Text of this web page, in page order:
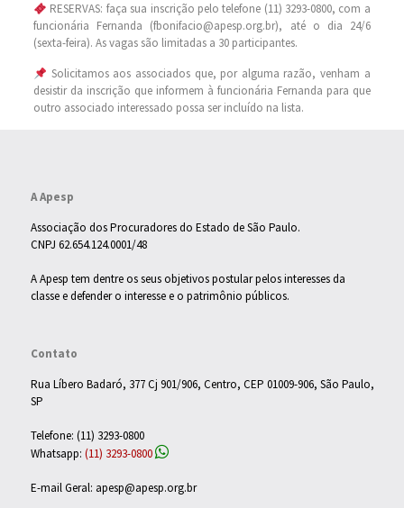
RESERVAS: faça sua inscrição pelo telefone (11) 3293-0800, com a
funcionária Fernanda (fbonifacio@apesp.org.br), até o dia 24/6
(sexta-feira). As vagas são limitadas a 30 participantes.
Solicitamos aos associados que, por alguma razão, venham a
desistir da inscrição que informem à funcionária Fernanda para que
outro associado interessado possa ser incluído na lista.
A Apesp
Associação dos Procuradores do Estado de São Paulo.
CNPJ 62.654.124.0001/48
A Apesp tem dentre os seus objetivos postular pelos interesses da
classe e defender o interesse e o patrimônio públicos.
Contato
Rua Líbero Badaró, 377 Cj 901/906, Centro, CEP 01009-906, São Paulo,
SP
Telefone: (11) 3293-0800
Whatsapp: (11) 3293-0800
E-mail Geral: apesp@apesp.org.br